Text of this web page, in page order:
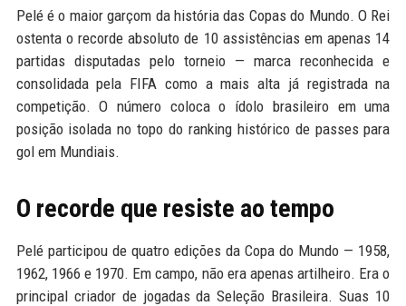
Pelé é o maior garçom da história das Copas do Mundo. O Rei
ostenta o recorde absoluto de 10 assistências em apenas 14
partidas disputadas pelo torneio — marca reconhecida e
consolidada pela FIFA como a mais alta já registrada na
competição. O número coloca o ídolo brasileiro em uma
posição isolada no topo do ranking histórico de passes para
gol em Mundiais.
O recorde que resiste ao tempo
Pelé participou de quatro edições da Copa do Mundo — 1958,
1962, 1966 e 1970. Em campo, não era apenas artilheiro. Era o
principal criador de jogadas da Seleção Brasileira. Suas 10